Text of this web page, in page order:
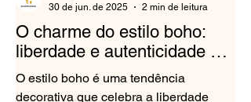
O charme do estilo boho:
liberdade e autenticidade na
decoração
O estilo boho é uma tendência
decorativa que celebra a liberdade
30 de jun. de 2025
2 min de leitura